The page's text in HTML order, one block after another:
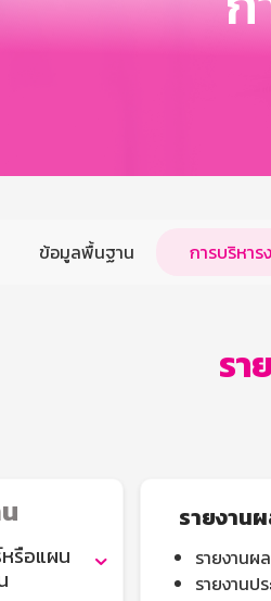
ข้อมูลพื้นฐาน การบริหาร
รา
รือแผน
รายงาน
รายงานผ
รายงานป